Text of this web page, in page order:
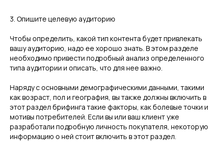
3. Опишите целевую аудиторию
Чтобы определить, какой тип контента будет привлекать
вашу аудиторию, надо ее хорошо знать. В этом разделе
необходимо привести подробный анализ определенного
типа аудитории и описать, что для нее важно.
Наряду с основными демографическими данными, такими
как возраст, пол и география, вы также должны включить в
этот раздел брифинга такие факторы, как болевые точки и
мотивы потребителей. Если вы или ваш клиент уже
разработали подробную личность покупателя, некоторую
информацию о ней стоит включить в этот раздел.